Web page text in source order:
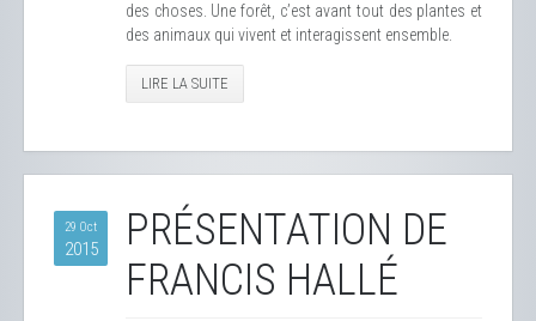
des choses. Une forêt, c’est avant tout des plantes et
des animaux qui vivent et interagissent ensemble.
LIRE LA SUITE
29 Oct
2015
PRÉSENTATION DE
FRANCIS HALLÉ